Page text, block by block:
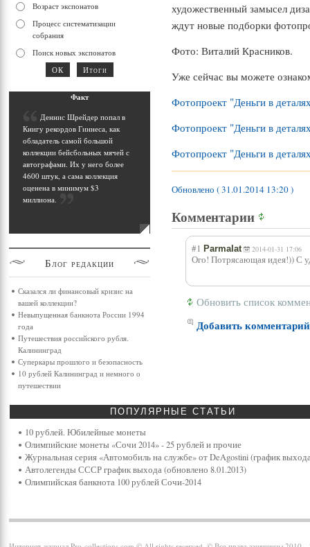
художественный замысел
ждут новые подборки
Фото: Виталий Красников.
Уже сейчас вы можете
Фотопроект "Деньги в
Фотопроект "Деньги в
Фотопроект "Деньги в
Обновлено ( 31.01.2014 13:20 )
Комментарии
#1 Parmalat 2014-01-31 17:06
Ого! Потрясающая идея!)) С
Обновить список
Добавить комментарий
Возраст экспонатов
Процесс систематизации
собрания
Поиск новых экспонатов
Факт
Деннис Шрейдер попал в
Книгу рекордов Гиннеса, как
обладатель самой большой
коллекции бейсбольных мячей с
автографами. Их у него более
4600 штук, а сама коллекция
оценена в минимум $3
миллиона.
Блог редакции
Сказался ли финансовый кризис на
вашей коллекции?
Невыпущенная банкнота России 1994
года
Путешествия российского рубля.
Калининград
Суперкары прошлого и безопасность
10 рублей Калининград и немного о
путешествии
ПОПУЛЯРНЫЕ СТАТЬИ
10 рублей. Юбилейные монеты
Олимпийские монеты «Сочи 2014» - 25 рублей и прочие
Журнальная серия «Автомобиль на службе» от DeAgostini (график
Автолегенды СССР график выхода (обновлено 8.01.2013)
Олимпийская банкнота 100 рублей Сочи-2014